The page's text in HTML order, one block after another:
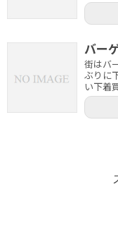
バー
街はバ
ぶりに
い下着